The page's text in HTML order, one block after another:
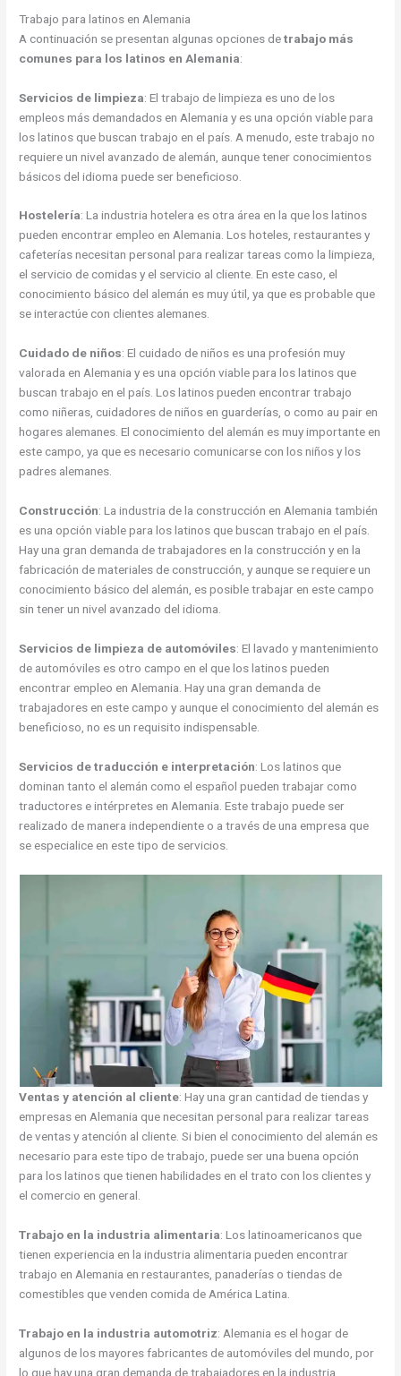
Trabajo para latinos en Alemania
A continuación se presentan algunas opciones detrabajo más
comunes para los latinos en Alemania:
Servicios de limpieza: El trabajo de limpieza es uno de los
empleos más demandados en Alemania y es una opción viable para
los latinos que buscan trabajo en el país. A menudo, este trabajo no
requiere un nivel avanzado de alemán, aunque tener conocimientos
básicos del idioma puede ser beneficioso.
Hostelería: La industria hotelera es otra área en la que los latinos
pueden encontrar empleo en Alemania. Los hoteles, restaurantes y
cafeterías necesitan personal para realizar tareas como la limpieza,
el servicio de comidas y el servicio al cliente. En este caso, el
conocimiento básico del alemán es muy útil, ya que es probable que
se interactúe con clientes alemanes.
Cuidado de niños: El cuidado de niños es una profesión muy
valorada en Alemania y es una opción viable para los latinos que
buscan trabajo en el país. Los latinos pueden encontrar trabajo
como niñeras, cuidadores de niños en guarderías, o como au pair en
hogares alemanes. El conocimiento del alemán es muy importante en
este campo, ya que es necesario comunicarse con los niños y los
padres alemanes.
Construcción: La industria de la construcción en Alemania también
es una opción viable para los latinos que buscan trabajo en el país.
Hay una gran demanda de trabajadores en la construcción y en la
fabricación de materiales de construcción, y aunque se requiere un
conocimiento básico del alemán, es posible trabajar en este campo
sin tener un nivel avanzado del idioma.
Servicios de limpieza de automóviles: El lavado y mantenimiento
de automóviles es otro campo en el que los latinos pueden
encontrar empleo en Alemania. Hay una gran demanda de
trabajadores en este campo y aunque el conocimiento del alemán es
beneficioso, no es un requisito indispensable.
Servicios de traducción e interpretación: Los latinos que
dominan tanto el alemán como el español pueden trabajar como
traductores e intérpretes en Alemania. Este trabajo puede ser
realizado de manera independiente o a través de una empresa que
se especialice en este tipo de servicios.
Ventas y atención al cliente: Hay una gran cantidad de tiendas y
empresas en Alemania que necesitan personal para realizar tareas
de ventas y atención al cliente. Si bien el conocimiento del alemán es
necesario para este tipo de trabajo, puede ser una buena opción
para los latinos que tienen habilidades en el trato con los clientes y
el comercio en general.
Trabajo en la industria alimentaria: Los latinoamericanos que
tienen experiencia en la industria alimentaria pueden encontrar
trabajo en Alemania en restaurantes, panaderías o tiendas de
comestibles que venden comida de América Latina.
Trabajo en la industria automotriz: Alemania es el hogar de
algunos de los mayores fabricantes de automóviles del mundo, por
lo que hay una gran demanda de trabajadores en la industria